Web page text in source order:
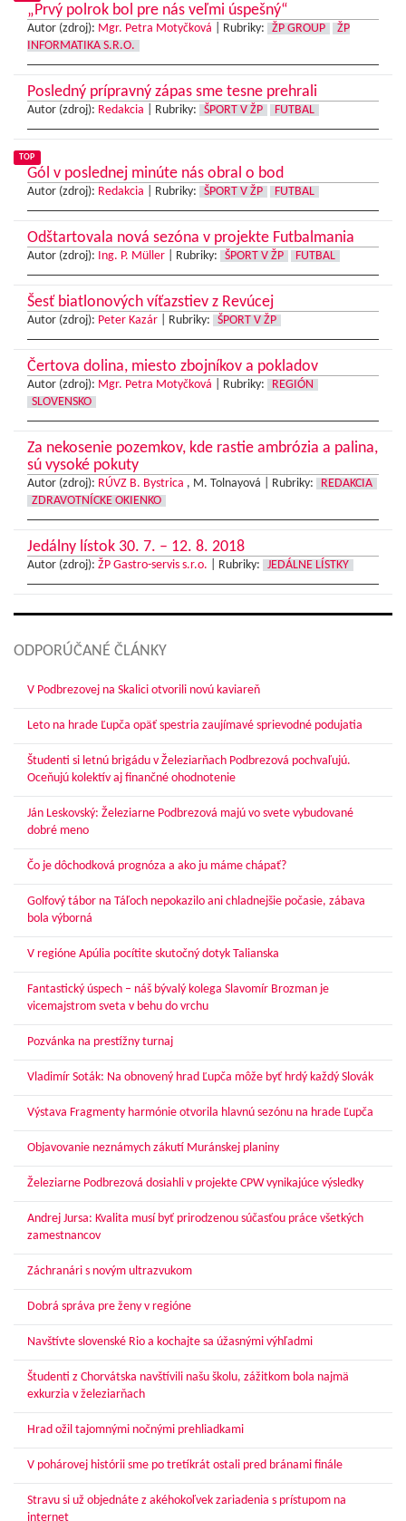
„Prvý polrok bol pre nás veľmi úspešný“
Autor (zdroj): Mgr. Petra Motyčková Rubriky: ŽP GROUP
ŽP
INFORMATIKA S.R.O.
Posledný prípravný zápas sme tesne prehrali
Autor (zdroj): Redakcia Rubriky: ŠPORT V ŽP FUTBAL
TOP
Gól v poslednej minúte nás obral o bod
Autor (zdroj): Redakcia Rubriky: ŠPORT V ŽP FUTBAL
Odštartovala nová sezóna v projekte Futbalmania
Autor (zdroj): Ing. P. Müller Rubriky: ŠPORT V ŽP FUTBAL
Šesť biatlonových víťazstiev z Revúcej
Autor (zdroj): Peter Kazár Rubriky: ŠPORT V ŽP
Čertova dolina, miesto zbojníkov a pokladov
Autor (zdroj): Mgr. Petra Motyčková Rubriky:
REGIÓN
SLOVENSKO
Za nekosenie pozemkov, kde rastie ambrózia a palina,
sú vysoké pokuty
Autor (zdroj): RÚVZ B. Bystrica , M. Tolnayová | Rubriky:
REDAKCIA
ZDRAVOTNÍCKE OKIENKO
Jedálny lístok 30. 7. – 12. 8. 2018
Autor (zdroj): ŽP Gastro-servis s.r.o. Rubriky: JEDÁLNE LÍSTKY
ODPORÚČANÉ ČLÁNKY
V Podbrezovej na Skalici otvorili novú kaviareň
Leto na hrade Ľupča opäť spestria zaujímavé sprievodné podujatia
Študenti si letnú brigádu v Železiarňach Podbrezová pochvaľujú.
Oceňujú kolektív aj finančné ohodnotenie
Ján Leskovský: Železiarne Podbrezová majú vo svete vybudované
dobré meno
Čo je dôchodková prognóza a ako ju máme chápať?
Golfový tábor na Táľoch nepokazilo ani chladnejšie počasie, zábava
bola výborná
V regióne Apúlia pocítite skutočný dotyk Talianska
Fantastický úspech – náš bývalý kolega Slavomír Brozman je
vicemajstrom sveta v behu do vrchu
Pozvánka na prestížny turnaj
Vladimír Soták: Na obnovený hrad Ľupča môže byť hrdý každý Slovák
Výstava Fragmenty harmónie otvorila hlavnú sezónu na hrade Ľupča
Objavovanie neznámych zákutí Muránskej planiny
Železiarne Podbrezová dosiahli v projekte CPW vynikajúce výsledky
Andrej Jursa: Kvalita musí byť prirodzenou súčasťou práce všetkých
zamestnancov
Záchranári s novým ultrazvukom
Dobrá správa pre ženy v regióne
Navštívte slovenské Rio a kochajte sa úžasnými výhľadmi
Študenti z Chorvátska navštívili našu školu, zážitkom bola najmä
exkurzia v železiarňach
Hrad ožil tajomnými nočnými prehliadkami
V pohárovej histórii sme po tretíkrát ostali pred bránami finále
Stravu si už objednáte z akéhokoľvek zariadenia s prístupom na
internet